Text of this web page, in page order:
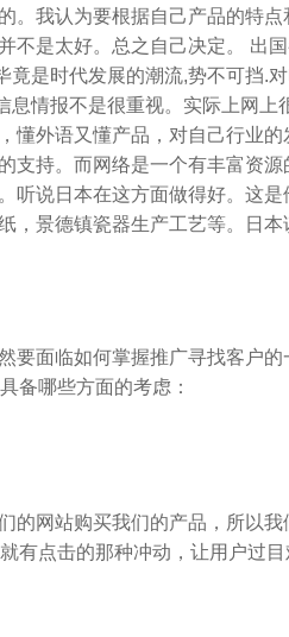
。我认为要根据自己产品的特点
不是太好。总之自己决定。 出
竟是时代发展的潮流,势不可挡.
息情报不是很重视。实际上网上
懂外语又懂产品，对自己行业的
支持。而网络是一个有丰富资源
听说日本在这方面做得好。这是
，景德镇瓷器生产工艺等。日本
要面临如何掌握推广寻找客户的
备哪些方面的考虑：
的网站购买我们的产品，所以我
有点击的那种冲动，让用户过目